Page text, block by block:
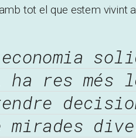
tot el que estem vivint
ha res més
mirades